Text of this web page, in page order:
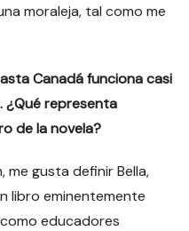
moraleja, tal como me
Canadá funciona casi
¿Qué representa
de la novela?
me gusta definir Bella,
libro eminentemente
educadores